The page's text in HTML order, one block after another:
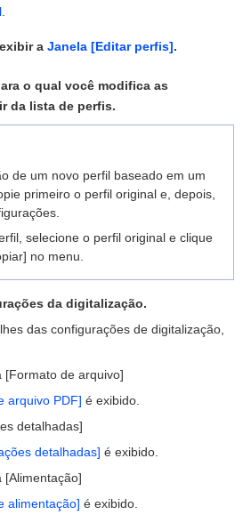
a Janela [Editar perfis].
o qual você modifica as
da lista de perfis.
de um novo perfil baseado em um
primeiro o perfil original e, depois,
selecione o perfil original e clique
no menu.
da digitalização.
das configurações de digitalização,
[Formato de arquivo]
arquivo PDF] é exibido.
detalhadas]
detalhadas] é exibido.
[Alimentação]
alimentação] é exibido.